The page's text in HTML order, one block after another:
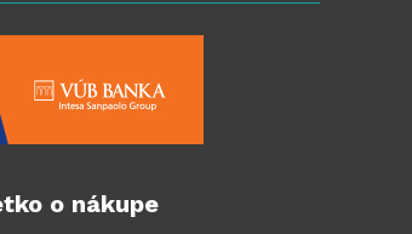
o nákupe